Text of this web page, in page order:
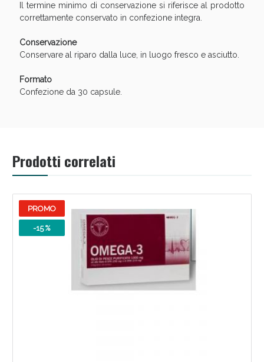
Il termine minimo di conservazione si riferisce al prodotto
correttamente conservato in confezione integra.
Conservazione
Conservare al riparo dalla luce, in luogo fresco e asciutto.
Formato
Confezione da 30 capsule.
Prodotti correlati
PROMO
-15 %